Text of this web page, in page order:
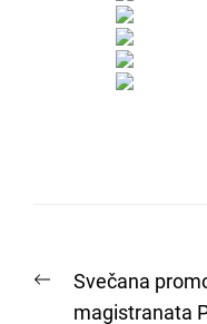
navigation
Previous
post:
Svečana
magistranata